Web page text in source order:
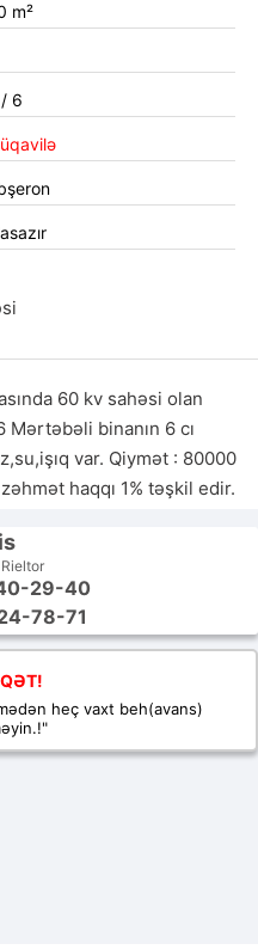
m²
6
60 kv sahəsi olan
Mərtəbəli binanın 6 cı
var. Qiymət : 80000
haqqı 1% təşkil edir.
29-40
78-71
heç vaxt beh(avans)